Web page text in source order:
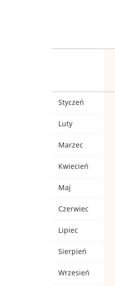
Styczeń
Luty
Marzec
Kwiecień
Maj
Czerwiec
Lipiec
Sierpień
Wrzesień